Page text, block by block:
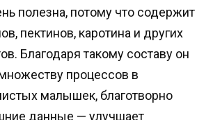
полезна, потому что содержит
пектинов, каротина и других
Благодаря такому составу он
процессов в
малышек, благотворно
данные — улучшает